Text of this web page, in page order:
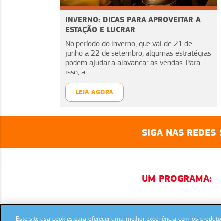
INVERNO: DICAS PARA APROVEITAR A
ESTAÇÃO E LUCRAR
No período do inverno, que vai de 21 de
junho a 22 de setembro, algumas estratégias
podem ajudar a alavancar as vendas. Para
isso, a...
LEIA AGORA
SIGA NAS REDES
UM PROGRAMA:
Este site usa cookies para oferecer uma melhor experiência com os